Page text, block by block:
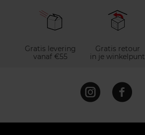
Gratis levering
vanaf €55
Gratis retour
in je winkelpunt